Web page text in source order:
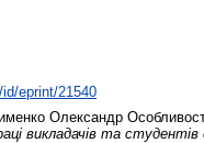
eprint/21540
Олександр
викладачів та